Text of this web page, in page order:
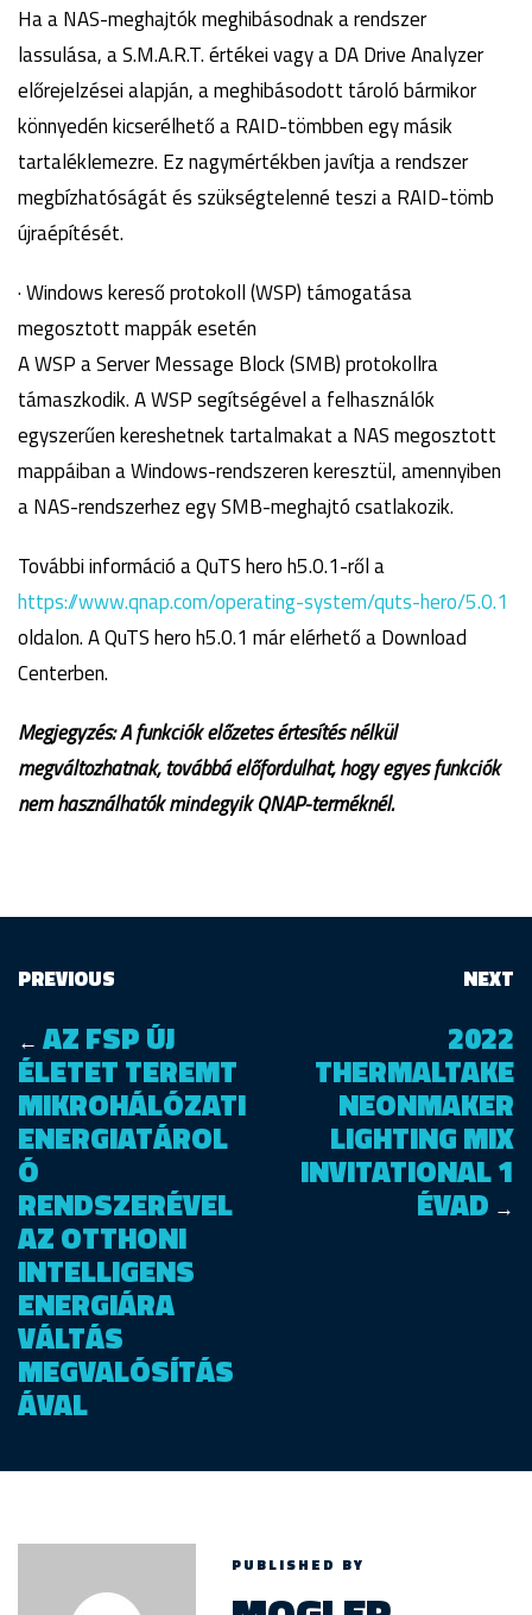
Ha a NAS-meghajtók meghibásodnak a rendszer
lassulása, a S.M.A.R.T. értékei vagy a DA Drive Analyzer
előrejelzései alapján, a meghibásodott tároló bármikor
könnyedén kicserélhető a RAID-tömbben egy másik
tartaléklemezre. Ez nagymértékben javítja a rendszer
megbízhatóságát és szükségtelenné teszi a RAID-tömb
újraépítését.
· Windows kereső protokoll (WSP) támogatása
megosztott mappák esetén
A WSP a Server Message Block (SMB) protokollra
támaszkodik. A WSP segítségével a felhasználók
egyszerűen kereshetnek tartalmakat a NAS megosztott
mappáiban a Windows-rendszeren keresztül, amennyiben
a NAS-rendszerhez egy SMB-meghajtó csatlakozik.
További információ a QuTS hero h5.0.1-ről a
https://www.qnap.com/operating-system/quts-hero/5.0.1
oldalon. A QuTS hero h5.0.1 már elérhető a Download
Centerben.
Megjegyzés: A funkciók előzetes értesítés nélkül
megváltozhatnak, továbbá előfordulhat, hogy egyes funkciók
nem használhatók mindegyik QNAP-terméknél.
PREVIOUS
← AZ FSP ÚJ
ÉLETET TEREMT
MIKROHÁLÓZATI
ENERGIATÁROL
Ó
RENDSZERÉVEL
AZ OTTHONI
INTELLIGENS
ENERGIÁRA
VÁLTÁS
MEGVALÓSÍTÁS
ÁVAL
NEXT
2022
THERMALTAKE
NEONMAKER
LIGHTING MIX
INVITATIONAL 1
ÉVAD →
PUBLISHED BY